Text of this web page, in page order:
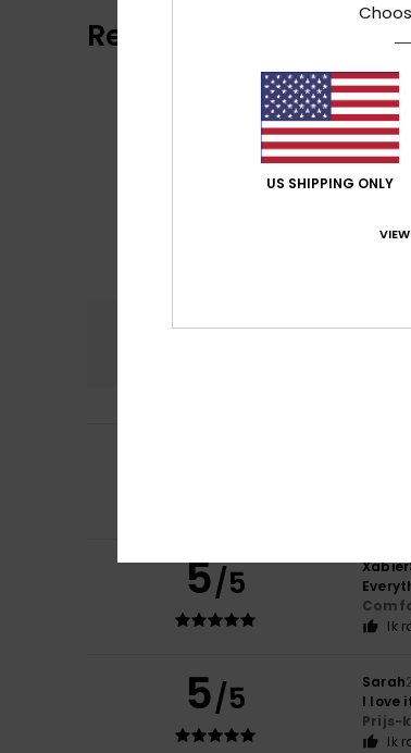
Reviews van klanten
Comfort
5/5 Xabier
Ik
5/5 Sarah
I love
Prijs-
Ik
US SHIPPING ONLY